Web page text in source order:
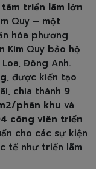
triển lãm lớn
Quy – một
hóa phương
Kim Quy bảo hộ
Đông Anh.
, được kiến tạo
chia thành 9
phân khu và
công viên triển
cho các sự kiện
tế như triển lãm